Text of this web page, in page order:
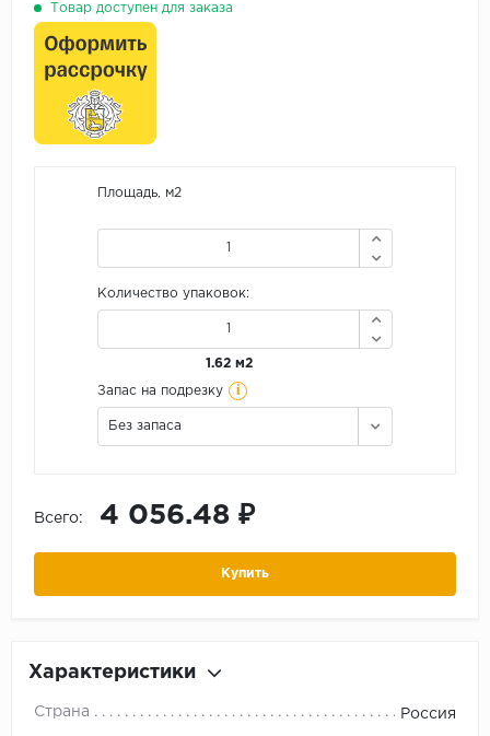
Товар доступен для заказа
Площадь, м2
Количество упаковок:
1.62 м2
Запас на подрезку i
Без запаса
Всего: 4 056.48 ₽
Купить
Характеристики
Страна Россия